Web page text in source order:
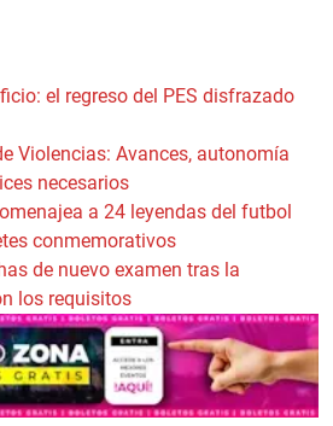
el regreso del PES disfrazado
Violencias: Avances, autonomía
necesarios
a 24 leyendas del futbol
conmemorativos
de nuevo examen tras la
los requisitos